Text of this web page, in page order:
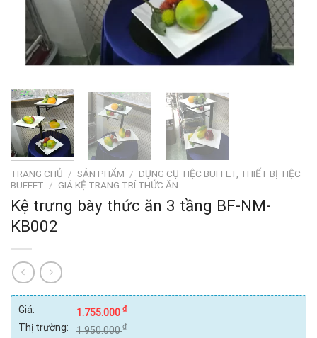
TRANG CHỦ / SẢN PHẨM / DỤNG CỤ TIỆC BUFFET, THIẾT BỊ TIỆC
BUFFET / GIÁ KỆ TRANG TRÍ THỨC ĂN
Kệ trưng bày thức ăn 3 tầng BF-NM-
KB002
Giá: 1.755.000 ₫
Thị trường: 1.950.000₫